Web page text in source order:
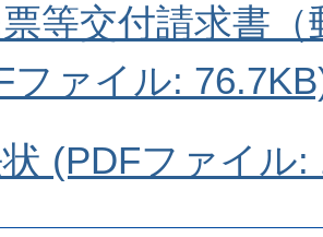
等交付請求書（
ファイル:
(PDFファイル: